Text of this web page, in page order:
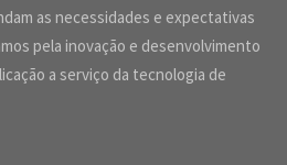
as necessidades e expectativas
pela inovação e desenvolvimento
a serviço da tecnologia de